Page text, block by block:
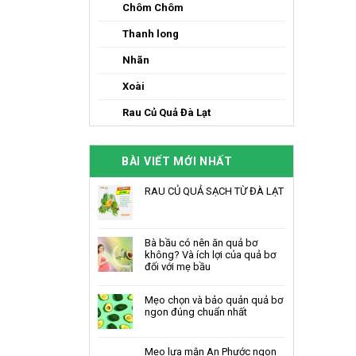
Chôm Chôm
Thanh long
Nhãn
Xoài
Rau Củ Quả Đà Lạt
BÀI VIẾT MỚI NHẤT
RAU CỦ QUẢ SẠCH TỪ ĐÀ LẠT
Bà bầu có nên ăn quả bơ
không? Và ích lợi của quả bơ
đối với mẹ bầu
Mẹo chọn và bảo quản quả bơ
ngon đúng chuẩn nhất
Mẹo lựa mận An Phước ngon